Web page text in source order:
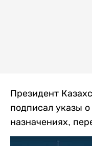
Президент
подписал указы
назначениях,